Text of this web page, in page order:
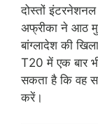
दोस्तों
अफ्रीका ने आठ
बांग्लादेश की
T20 में एक बार
सकता है कि वह
करें।